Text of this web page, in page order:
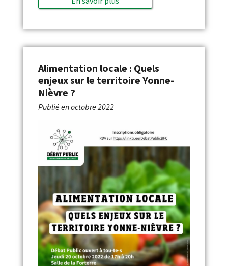
Alimentation locale : Quels
enjeux sur le territoire Yonne-
Nièvre ?
Publié enoctobre 2022